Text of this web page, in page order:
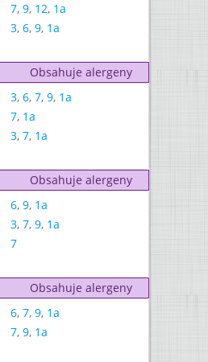
7, 9, 12, 1a
3, 6, 9, 1a
Obsahuje alergeny
3, 6, 7, 9, 1a
7, 1a
3, 7, 1a
Obsahuje alergeny
6, 9, 1a
3, 7, 9, 1a
7
Obsahuje alergeny
6, 7, 9, 1a
7, 9, 1a